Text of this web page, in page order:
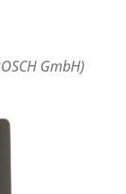
GmbH)